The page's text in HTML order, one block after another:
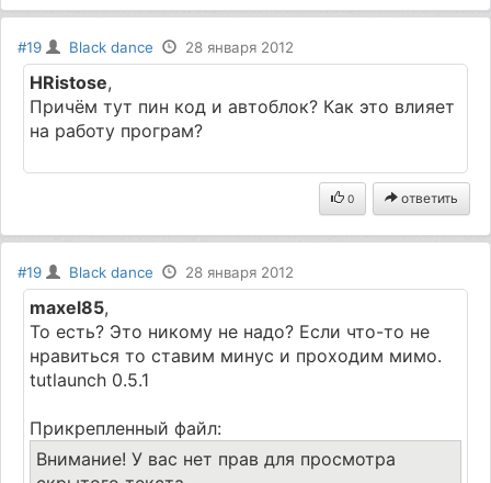
#19 Black dance 28 января 2012
HRistose,
Причём тут пин код и автоблок? Как это влияет
на работу програм?
0 ответить
#19 Black dance 28 января 2012
maxel85,
То есть? Это никому не надо? Если что-то не
нравиться то ставим минус и проходим мимо.
tutlaunch 0.5.1
Прикрепленный файл:
Внимание! У вас нет прав для просмотра